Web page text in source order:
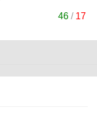
46/ 17